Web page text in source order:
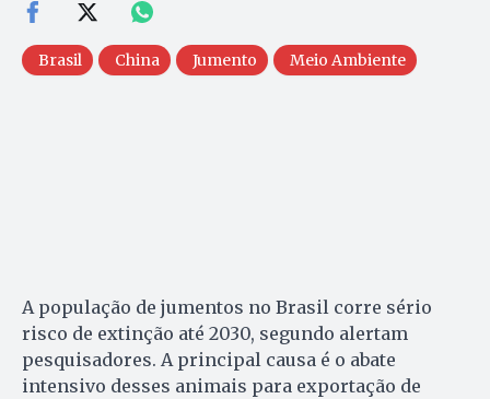
Brasil China Jumento Meio Ambiente
A população de jumentos no Brasil corre sério
risco de extinção até 2030, segundo alertam
pesquisadores. A principal causa é o abate
intensivo desses animais para exportação de